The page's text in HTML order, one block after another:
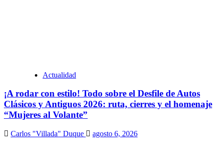
Actualidad
¡A rodar con estilo! Todo sobre el Desfile de Autos
Clásicos y Antiguos 2026: ruta, cierres y el homenaje
“Mujeres al Volante”
Carlos "Villada" Duque agosto 6, 2026